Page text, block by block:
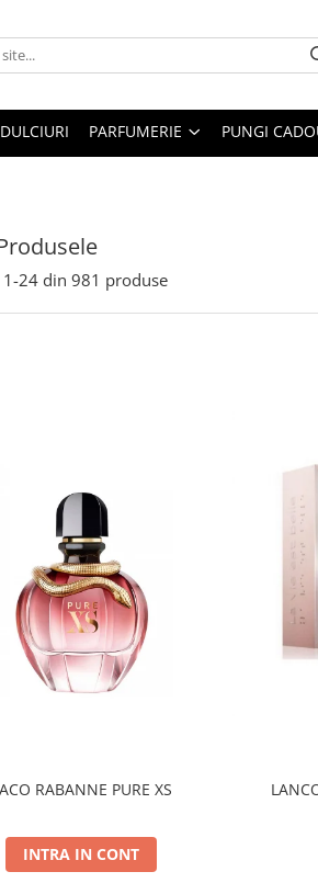
DULCIURI PARFUMERIE PUNGI
1-24 din 981 produse
RABANNE PURE XS
INTRA IN CONT